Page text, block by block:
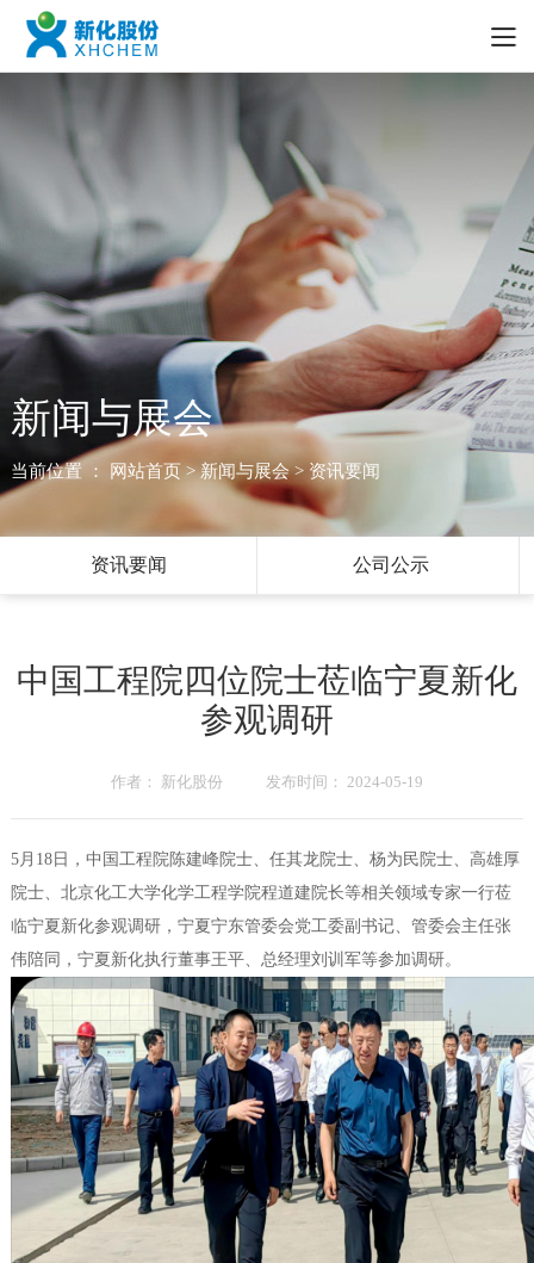
新闻与展会
当前位置 ： 网站首页> 新闻与展会 > 资讯要闻
资讯要闻 公司公示
中国工程院四位院士莅临宁夏新化
参观调研
作者： 新化股份 发布时间： 2024-05-19
5月18日，中国工程院陈建峰院士、任其龙院士、杨为民院士、高雄厚
院士、北京化工大学化学工程学院程道建院长等相关领域专家一行莅
临宁夏新化参观调研，宁夏宁东管委会党工委副书记、管委会主任张
伟陪同，宁夏新化执行董事王平、总经理刘训军等参加调研。